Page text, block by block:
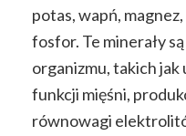
potas, wapń,
fosfor. Te minerały
organizmu, takich
funkcji mięśni,
równowagi